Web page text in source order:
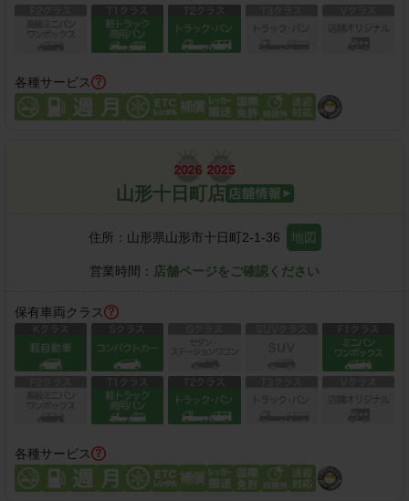
各種サービス
山形十日町店
住所： 山形県山形市十日町2-1-36 地図
営業時間： 店舗ページをご確認ください
保有車両クラス
各種サービス